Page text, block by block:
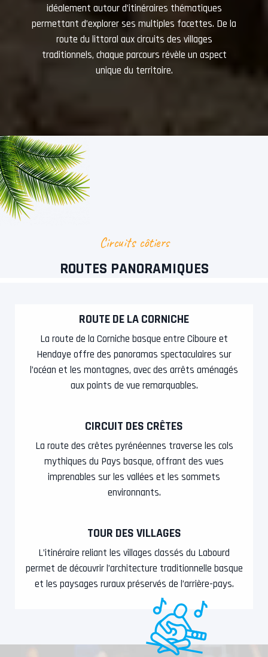
idéalement autour d’itinéraires thématiques
permettant d’explorer ses multiples facettes. De la
route du littoral aux circuits des villages
traditionnels, chaque parcours révèle un aspect
unique du territoire.
Circuits côtiers
ROUTES PANORAMIQUES
ROUTE DE LA CORNICHE
La route de la Corniche basque entre Ciboure et
Hendaye offre des panoramas spectaculaires sur
l’océan et les montagnes, avec des arrêts aménagés
aux points de vue remarquables.
CIRCUIT DES CRÊTES
La route des crêtes pyrénéennes traverse les cols
mythiques du Pays basque, offrant des vues
imprenables sur les vallées et les sommets
environnants.
TOUR DES VILLAGES
L’itinéraire reliant les villages classés du Labourd
permet de découvrir l’architecture traditionnelle basque
et les paysages ruraux préservés de l’arrière-pays.